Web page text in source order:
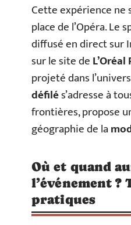
Cette expérience ne
place de l’Opéra. Le
diffusé en direct sur
sur le site de
projeté dans
défilés’adresse à
frontières, propose
géographie de la
Où et quand
l’événement ?
pratiques